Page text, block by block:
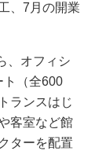
、7月の開業
、オフィシ
ト（全600
ランスはじ
客室など館
ターを配置